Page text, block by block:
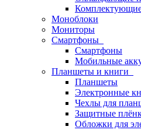
Комплектующие
Моноблоки
Мониторы
Смартфоны
Смартфоны
Мобильные
Планшеты и книги
Планшеты
Электронные
Чехлы для
Защитные
Обложки для